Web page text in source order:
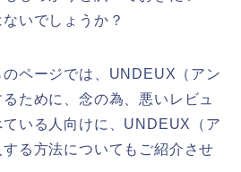
いでしょうか？
ページでは、UNDEUX（アン
ために、念の為、悪いレビュ
いる人向けに、UNDEUX（ア
る方法についてもご紹介させ